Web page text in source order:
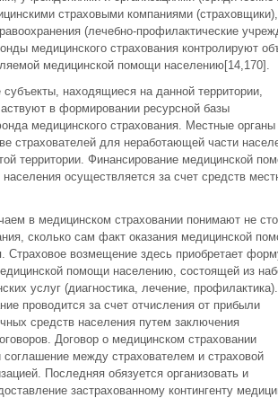
страховыми компаниями
(лечебно-профилактические
медицинского страхования кон­тролируют
медицинской по­мощи населению[14,170].
находящиеся на данной терри­тории,
в формировании ресурсной базы
медицинского страхования. Мест­ные органы
страхователей для не­работающей части
террито­рии. Финансирование медицинской
осуществляется за счет средств
в медицинском страховании пони­мают не
сколько сам факт ока­зания медицинской
Страховое возмещение здесь приобретает
помощи населению, состоящей из
услуг (диагностика, лечение,
проводится за счет отчисления от при­были
средств населения путем заклю­чения
Договор о медицинском страховании
соглашение между страховате­лем и страховой
Последняя обязу­ется организовать и
застрахован­ному контингенту